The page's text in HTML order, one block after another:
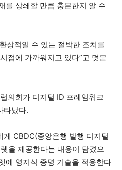
를 상쇄할 만큼 충분한지 알 수
상적일 수 있는 절박한 조치를
점에 가까워지고 있다”고 덧붙
의회가 디지털 ID 프레임워크
타났다.
CBDC(중앙은행 발행 디지털
을 제공한다는 내용이 담겼으
에 영지식 증명 기술을 적용한다